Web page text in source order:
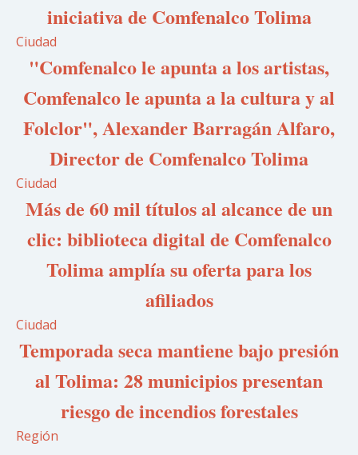
iniciativa de Comfenalco Tolima
Ciudad
"Comfenalco le apunta a los artistas,
Comfenalco le apunta a la cultura y al
Folclor", Alexander Barragán Alfaro,
Director de Comfenalco Tolima
Ciudad
Más de 60 mil títulos al alcance de un
clic: biblioteca digital de Comfenalco
Tolima amplía su oferta para los
afiliados
Ciudad
Temporada seca mantiene bajo presión
al Tolima: 28 municipios presentan
riesgo de incendios forestales
Región